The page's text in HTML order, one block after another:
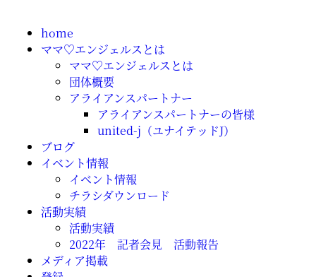
home
ママ♡エンジェルスとは
ママ♡エンジェルスとは
団体概要
アライアンスパートナー
アライアンスパートナーの皆様
united-j（ユナイテッドJ）
ブログ
イベント情報
イベント情報
チラシダウンロード
活動実績
活動実績
2022年 記者会見 活動報告
メディア掲載